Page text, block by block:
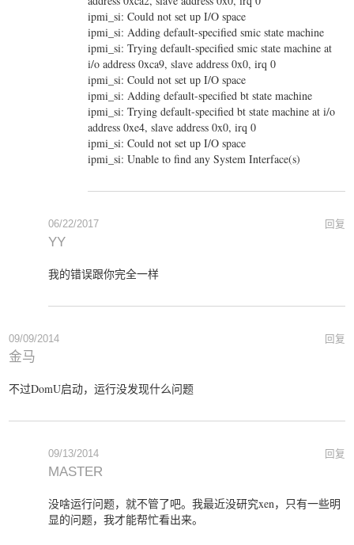
ipmi_si: Could not set up I/O space
ipmi_si: Adding default-specified smic state machine
ipmi_si: Trying default-specified smic state machine at
i/o address 0xca9, slave address 0x0, irq 0
ipmi_si: Could not set up I/O space
ipmi_si: Adding default-specified bt state machine
ipmi_si: Trying default-specified bt state machine at i/o
address 0xe4, slave address 0x0, irq 0
ipmi_si: Could not set up I/O space
ipmi_si: Unable to find any System Interface(s)
回复
06/22/2017
YY
我的错误跟你完全一样
回复
09/09/2014
金马
不过DomU启动，运行没发现什么问题
回复
09/13/2014
MASTER
没啥运行问题，就不管了吧。我最近没研究xen，只有一些明
显的问题，我才能帮忙看出来。